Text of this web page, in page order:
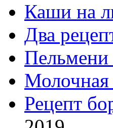
Каши на
Два
Пельмени
Молочная
Рецепт